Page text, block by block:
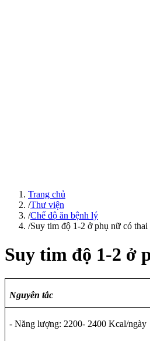
Trang chủ
/Thư viện
/Chế độ ăn bệnh lý
/Suy tim độ 1-2 ở phụ nữ có thai
Suy tim độ 1-2 ở
Nguyên tắc
- Năng lượng: 2200- 2400 Kcal/ngày